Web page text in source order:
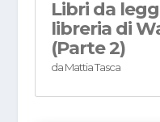
Libri da
libreria di
(Parte 2)
daMattia Tasca